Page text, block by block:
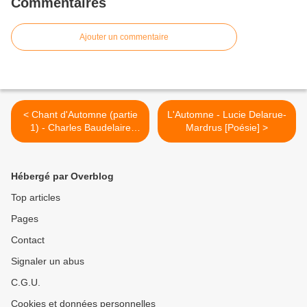
Ajouter un commentaire
< Chant d'Automne (partie
1) - Charles Baudelaire
[Poésie]
L'Automne - Lucie Delarue-
Mardrus [Poésie] >
Hébergé par Overblog
Top articles
Pages
Contact
Signaler un abus
C.G.U.
Cookies et données personnelles